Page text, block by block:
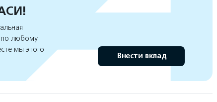
любому
мы этого
Внести вклад